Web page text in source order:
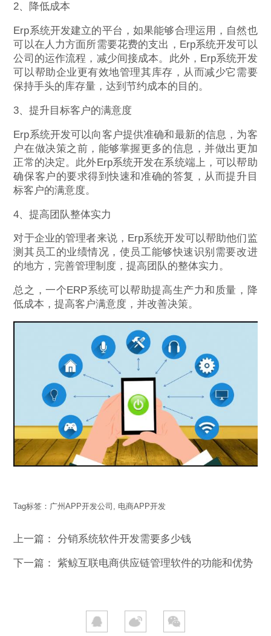
2、降低成本
Erp系统开发建立的平台，如果能够合理运用，自然也
可以在人力方面所需要花费的支出，Erp系统开发可以
公司的运作流程，减少间接成本。此外，Erp系统开发
可以帮助企业更有效地管理其库存，从而减少它需要
保持手头的库存量，达到节约成本的目的。
3、提升目标客户的满意度
Erp系统开发可以向客户提供准确和最新的信息，为客
户在做决策之前，能够掌握更多的信息，并做出更加
正常的决定。此外Erp系统开发在系统端上，可以帮助
确保客户的要求得到快速和准确的答复，从而提升目
标客户的满意度。
4、提高团队整体实力
对于企业的管理者来说，Erp系统开发可以帮助他们监
测其员工的业绩情况，使员工能够快速识别需要改进
的地方，完善管理制度，提高团队的整体实力。
总之，一个ERP系统可以帮助提高生产力和质量，降
低成本，提高客户满意度，并改善决策。
Tag标签： 广州APP开发公司 电商APP开发
上一篇：分销系统软件开发需要多少钱
下一篇：紫鲸互联电商供应链管理软件的功能和优势